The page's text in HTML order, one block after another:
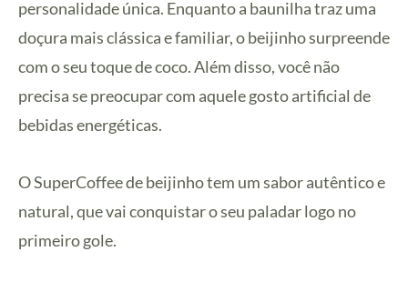
personalidade única. Enquanto a baunilha traz uma
doçura mais clássica e familiar, o beijinho surpreende
com o seu toque de coco. Além disso, você não
precisa se preocupar com aquele gosto artificial de
bebidas energéticas.
O SuperCoffee de beijinho tem um sabor autêntico e
natural, que vai conquistar o seu paladar logo no
primeiro gole.